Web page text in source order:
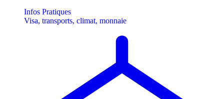
Infos Pratiques
Visa, transports, climat, monnaie